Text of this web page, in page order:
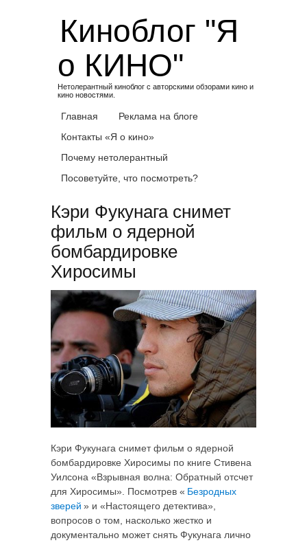
Киноблог "Я
о КИНО"
Нетолерантный киноблог с авторскими обзорами кино и
кино новостями.
Главная
Реклама на блоге
Контакты «Я о кино»
Почему нетолерантный
Посоветуйте, что посмотреть?
Кэри Фукунага снимет
фильм о ядерной
бомбардировке
Хиросимы
Кэри Фукунага снимет фильм о ядерной
бомбардировке Хиросимы по книге Стивена
Уилсона «Взрывная волна: Обратный отсчет
для Хиросимы». Посмотрев « Безродных
зверей » и «Настоящего детектива»,
вопросов о том, насколько жестко и
документально может снять Фукунага лично